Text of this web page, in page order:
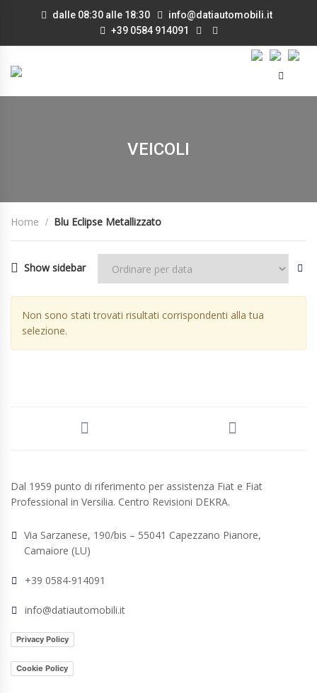
dalle 08:30 alle 18:30
info@datiautomobili.it
+39 0584 914091
VEICOLI
Home Blu Eclipse Metallizzato
Show sidebar
Non sono stati trovati risultati corrispondenti alla tua
selezione.
Dal 1959 punto di riferimento per assistenza Fiat e Fiat
Professional in Versilia. Centro Revisioni DEKRA.
Via Sarzanese, 190/bis – 55041 Capezzano Pianore,
Camaiore (LU)
+39 0584-914091
info@datiautomobili.it
Privacy Policy
Cookie Policy